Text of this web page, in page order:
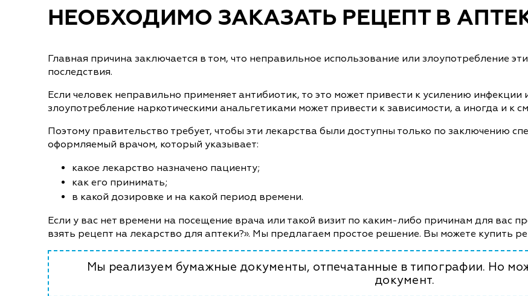
НЕОБХОДИМО ЗАКАЗАТЬ РЕЦЕПТ В
Главная причина заключается в том, что неправильное использование или злоупотребление
последствия.
Если человек неправильно применяет антибиотик, то это может привести к усилению
злоупотребление наркотическими анальгетиками может привести к зависимости, а иногда и к
Поэтому правительство требует, чтобы эти лекарства были доступны только по заключению
оформляемый врачом, который указывает:
какое лекарство назначено пациенту;
как его принимать;
в какой дозировке и на какой период времени.
Если у вас нет времени на посещение врача или такой визит по каким-либо причинам для вас
взять рецепт на лекарство для аптеки?». Мы предлагаем простое решение. Вы можете купить
Мы реализуем бумажные документы, отпечатанные в типографии. Но
документ.